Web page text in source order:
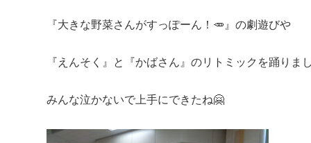
『大きな野菜さんがすっぽーん！🥕』の劇遊びや
『えんそく』と『かばさん』のリトミックを踊りま
みんな泣かないで上手にできたね🤗